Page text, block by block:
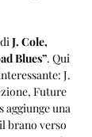
J. Cole,
Blues”. Qui
J.
Future
aggiunge una
brano verso